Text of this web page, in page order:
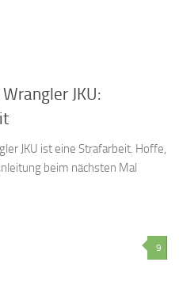
JKU:
JKU ist eine Strafarbeit. Hoffe,
beim nächsten Mal
9